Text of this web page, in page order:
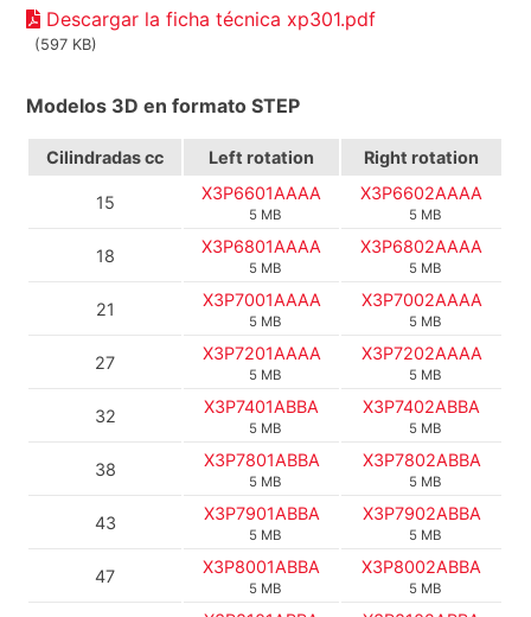
Descargar la ficha técnica xp301.pdf
(597 KB)
Modelos 3D en formato STEP
Cilindradas cc Left rotation Right rotation
15 X3P6601AAAA
5 MB
X3P6602AAAA
5 MB
18 X3P6801AAAA
5 MB
X3P6802AAAA
5 MB
21 X3P7001AAAA
5 MB
X3P7002AAAA
5 MB
27 X3P7201AAAA
5 MB
X3P7202AAAA
5 MB
32 X3P7401ABBA
5 MB
X3P7402ABBA
5 MB
38 X3P7801ABBA
5 MB
X3P7802ABBA
5 MB
43 X3P7901ABBA
5 MB
X3P7902ABBA
5 MB
47 X3P8001ABBA
5 MB
X3P8002ABBA
5 MB